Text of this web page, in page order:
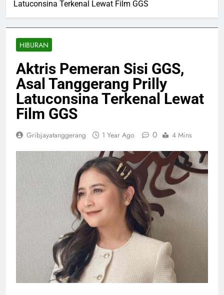
Latuconsina Terkenal Lewat Film GGS
HIBURAN
Aktris Pemeran Sisi GGS,
Asal Tanggerang Prilly
Latuconsina Terkenal Lewat
Film GGS
Gribjayatanggerang 1 Year Ago 0 4 Mins